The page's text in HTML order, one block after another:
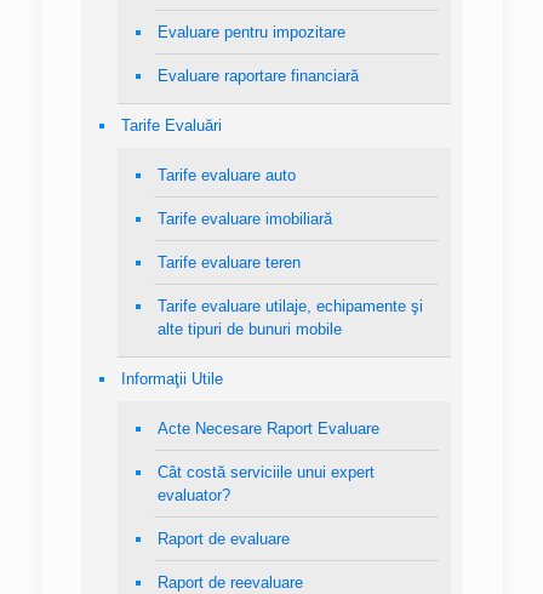
Evaluare pentru impozitare
Evaluare raportare financiară
Tarife Evaluări
Tarife evaluare auto
Tarife evaluare imobiliară
Tarife evaluare teren
Tarife evaluare utilaje, echipamente şi
alte tipuri de bunuri mobile
Informaţii Utile
Acte Necesare Raport Evaluare
Cât costă serviciile unui expert
evaluator?
Raport de evaluare
Raport de reevaluare